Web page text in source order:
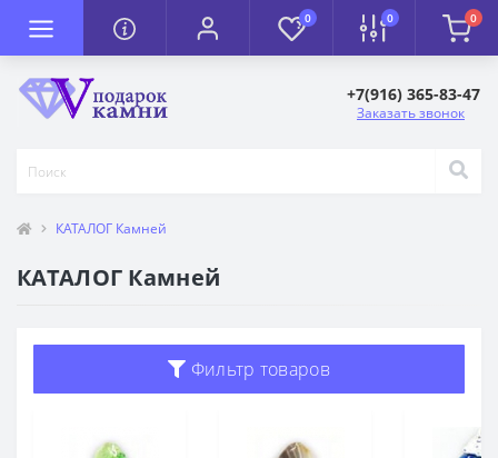
0 0 0
+7(916) 365-83-47
Заказать звонок
КАТАЛОГ Камней
КАТАЛОГ Камней
Фильтр товаров